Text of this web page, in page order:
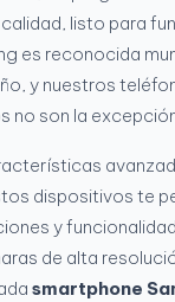
listo para
es reconocida
y nuestros
no son la
dispositivos te
y
de alta
smartphone